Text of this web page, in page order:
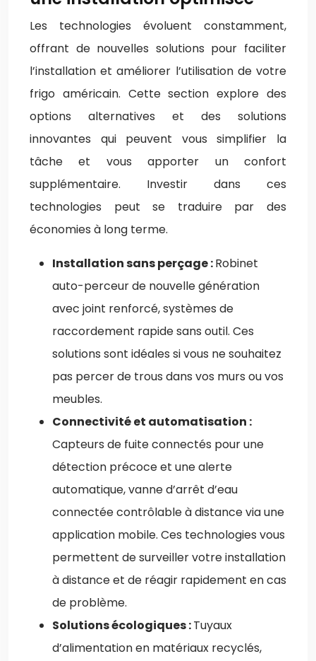
Les technologies évoluent constamment,
offrant de nouvelles solutions pour faciliter
l’installation et améliorer l’utilisation de votre
frigo américain. Cette section explore des
options alternatives et des solutions
innovantes qui peuvent vous simplifier la
tâche et vous apporter un confort
supplémentaire. Investir dans ces
technologies peut se traduire par des
économies à long terme.
Installation sans perçage :Robinet
auto-perceur de nouvelle génération
avec joint renforcé, systèmes de
raccordement rapide sans outil. Ces
solutions sont idéales si vous ne souhaitez
pas percer de trous dans vos murs ou vos
meubles.
Connectivité et automatisation :
Capteurs de fuite connectés pour une
détection précoce et une alerte
automatique, vanne d’arrêt d’eau
connectée contrôlable à distance via une
application mobile. Ces technologies vous
permettent de surveiller votre installation
à distance et de réagir rapidement en cas
de problème.
Solutions écologiques :Tuyaux
d’alimentation en matériaux recyclés,